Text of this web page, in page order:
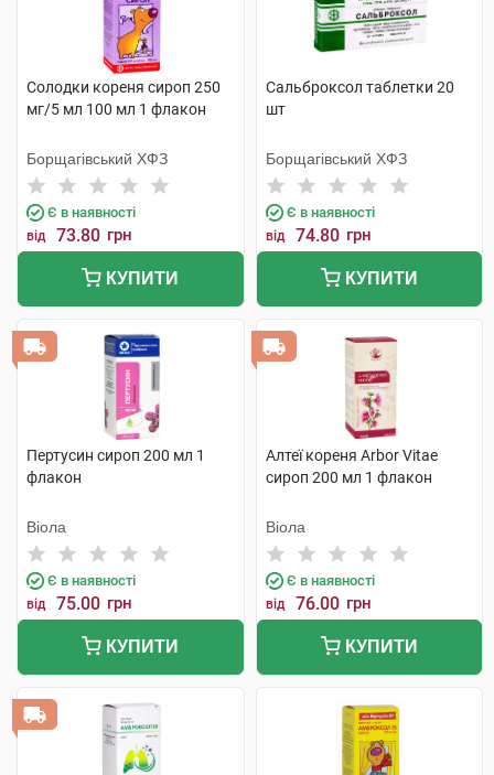
Солодки кореня сироп 250
мг/5 мл 100 мл 1 флакон
Борщагівський ХФЗ
Є в наявності
від 73.80 грн
КУПИТИ
Сальброксол таблетки 20
шт
Борщагівський ХФЗ
Є в наявності
від 74.80 грн
КУПИТИ
Пертусин сироп 200 мл 1
флакон
Віола
Є в наявності
від 75.00 грн
КУПИТИ
Алтеї кореня Arbor Vitae
сироп 200 мл 1 флакон
Віола
Є в наявності
від 76.00 грн
КУПИТИ